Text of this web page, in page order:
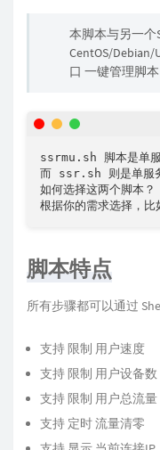
本脚本与另一个
CentOS/
口 一键管理脚
ssrmu.sh 脚本是单服
而 ssr.sh 则是单服务
如何选择这两个脚本？
脚本特点
所有步骤都可以通过
支持 限制 用户速度
支持 限制 用户设备数
支持 限制 用户总流量
支持 定时 流量清零